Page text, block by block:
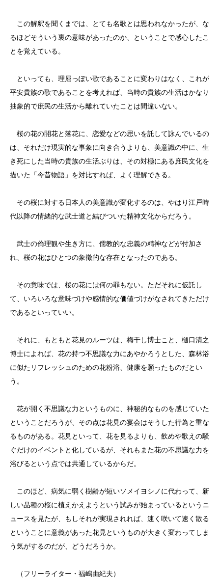
この解釈を聞くまでは、とても名歌とは思われなかったが、な
るほどそういう裏の意味があったのか、ということで感心したこ
とを覚えている。
といっても、理屈っぽい歌であることに変わりはなく、これが
平安貴族の歌であることを考えれば、当時の貴族の生活はかなり
抽象的で庶民の生活から離れていたことは間違いない。
桜の花の開花と落花に、恋愛などの思いを託して詠んでいるの
は、それだけ現実的な事象に向き合うよりも、美意識の中に、生
き死にした当時の貴族の生活ぶりは、その対極にある庶民文化を
描いた「今昔物語」を対比すれば、よく理解できる。
その桜に対する日本人の美意識が変化するのは、やはり江戸時
代以降の情緒的な武士道と結びついた精神文化からだろう。
武士の倫理観や生き方に、儒教的な忠義の精神などが付加さ
れ、桜の花はひとつの象徴的な存在となったのである。
その意味では、桜の花には何の罪もない。ただそれに仮託し
て、いろいろな意味づけや感情的な価値づけがなされてきただけ
であるといっていい。
それに、もともと花見のルーツは、梅干し博士こと、樋口清之
博士によれば、花の持つ不思議な力にあやかろうとした、森林浴
に似たリフレッシュのための花粉浴、健康を願ったものだとい
う。
花が開く不思議な力というものに、神秘的なものを感じていた
ということだろうが、その点は花見の宴会はそうした行為と重な
るものがある。花見といって、花を見るよりも、飲めや歌えの騒
ぐだけのイベントと化しているが、それもまた花の不思議な力を
浴びるという点では共通しているからだ。
このほど、病気に弱く樹齢が短いソメイヨシノに代わって、新
しい品種の桜に植えかえようという試みが始まっているというニ
ュースを見たが、もしそれが実現されれば、速く咲いて速く散る
ということに意義があった花見というものが大きく変わってしま
う気がするのだが、どうだろうか。
（フリーライター・福嶋由紀夫）